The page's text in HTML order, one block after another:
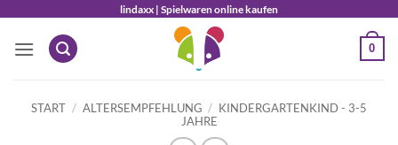
springen
lindaxx | Spielwaren online kaufen
0
START / ALTERSEMPFEHLUNG / KINDERGARTENKIND - 3-5
JAHRE